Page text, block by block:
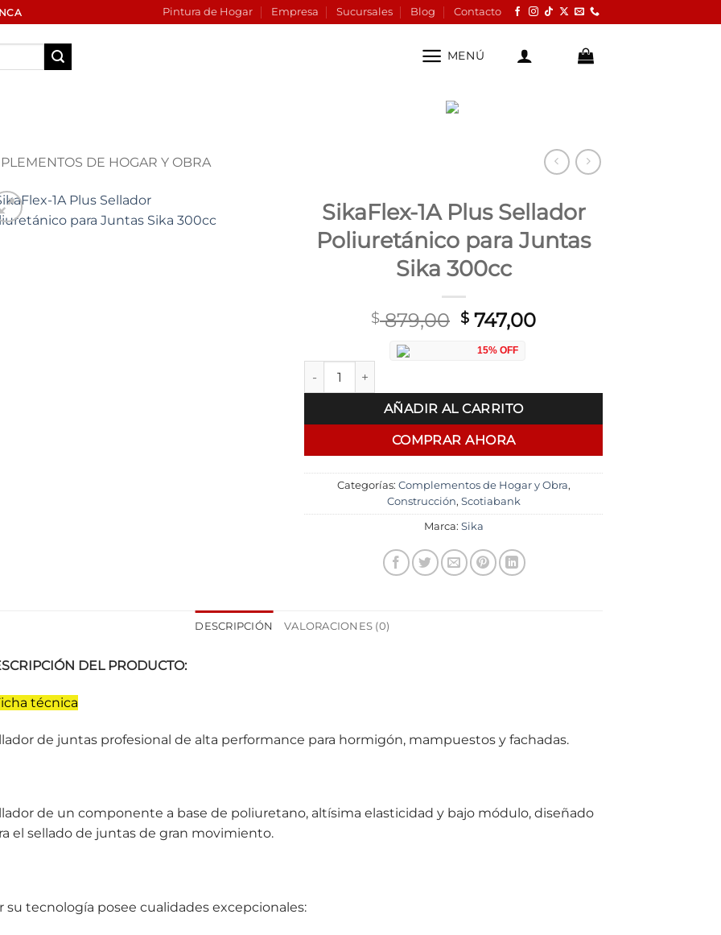
Pintura de Hogar Empresa Sucursales Blog Contacto
MENÚ
DE HOGAR Y OBRA
SikaFlex-1A Plus Sellador
Poliuretánico para Juntas
Sika 300cc
$879,00 El
original
$ 879,00.
$ 747,00El
$ 747,00.
15% OFF
SikaFlex-1A Plus Sellador Poliuretánico para Juntas Sika 300cc cantidad
AÑADIR AL CARRITO
COMPRAR AHORA
Categorías: Complementos de Hogar y Obra,
Construcción, Scotiabank
Marca: Sika
DESCRIPCIÓN VALORACIONES (0)
DEL PRODUCTO:
técnica
de juntas profesional de alta performance para hormigón, mampuestos y fachadas.
de un componente a base de poliuretano, altísima elasticidad y bajo módulo, diseñado
el sellado de juntas de gran movimiento.
su tecnología posee cualidades excepcionales: